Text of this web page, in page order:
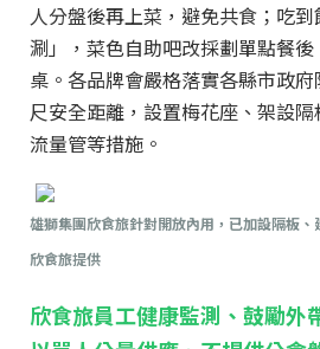
人分盤後再上菜，避免共食；吃
涮」，菜色自助吧改採劃單點餐
桌。各品牌會嚴格落實各縣市政
尺安全距離，設置梅花座、架設
流量管等措施。
雄獅集團欣食旅針對開放內用，已加設隔板
欣食旅提供
欣食旅員工健康監測、鼓勵外